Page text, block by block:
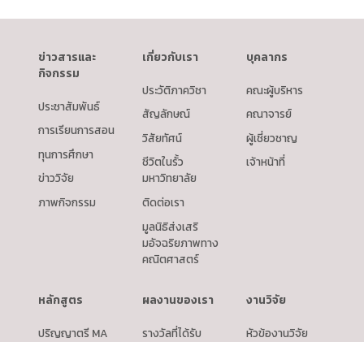
ข่าวสารและ
กิจกรรม
ประชาสัมพันธ์
การเรียนการสอน
ทุนการศึกษา
ข่าววิจัย
ภาพกิจกรรม
เกี่ยวกับเรา
ประวัติภาควิชา
สัญลักษณ์
วิสัยทัศน์
ชีวิตในรั้ว
มหาวิทยาลัย
ติดต่อเรา
มูลนิธิส่งเสริ
มอัจฉริยภาพทาง
คณิตศาสตร์
บุคลากร
คณะผู้บริหาร
คณาจารย์
ผู้เชี่ยวชาญ
เจ้าหน้าที่
หลักสูตร
ปริญญาตรี MA
ผลงานของเรา
รางวัลที่ได้รับ
งานวิจัย
หัวข้องานวิจัย